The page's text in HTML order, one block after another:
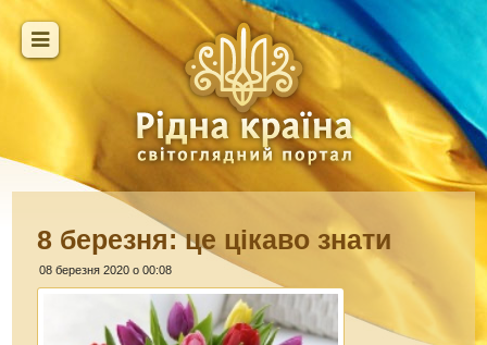
8 березня: це цікаво знати
08 березня 2020 о 00:08